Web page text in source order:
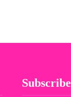
Subscribe